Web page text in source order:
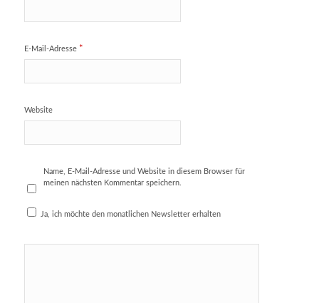
E-Mail-Adresse *
Website
Name, E-Mail-Adresse und Website in diesem Browser für
meinen nächsten Kommentar speichern.
Ja, ich möchte den monatlichen Newsletter erhalten